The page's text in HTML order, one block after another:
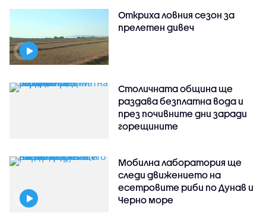
Откриха ловния сезон за
прелетен дивеч
Столичната община ще
раздава безплатна вода и
през почивните дни заради
горещините
Мобилна лаборатория ще
следи движението на
есетровите риби по Дунав и
Черно море